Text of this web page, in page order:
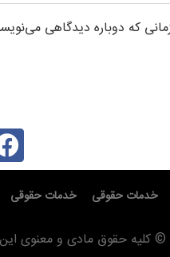
که دوباره دیدگاهی
خدمات حقوقی خدمات حقوقی
© کلیه حقوق مادی و معنوی